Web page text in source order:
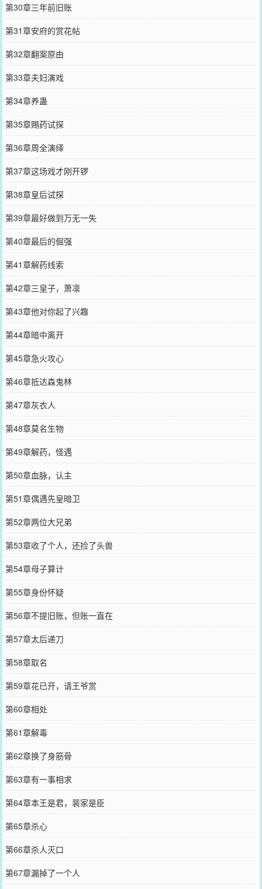
第30章三年前旧账
第31章安府的赏花帖
第32章翻案原由
第33章夫妇演戏
第34章养蛊
第35章赐药试探
第36章周全演绎
第37章这场戏才刚开锣
第38章皇后试探
第39章最好做到万无一失
第40章最后的倔强
第41章解药线索
第42章三皇子，萧凛
第43章他对你起了兴趣
第44章暗中离开
第45章急火攻心
第46章抵达森鬼林
第47章灰衣人
第48章莫名生物
第49章解药，怪遇
第50章血脉，认主
第51章偶遇先皇暗卫
第52章两位大兄弟
第53章收了个人，还捡了头兽
第54章母子算计
第55章身份怀疑
第56章不提旧账，但账一直在
第57章太后递刀
第58章取名
第59章花已开，请王爷赏
第60章相处
第61章解毒
第62章换了身筋骨
第63章有一事相求
第64章本王是君，裴家是臣
第65章杀心
第66章杀人灭口
第67章漏掉了一个人